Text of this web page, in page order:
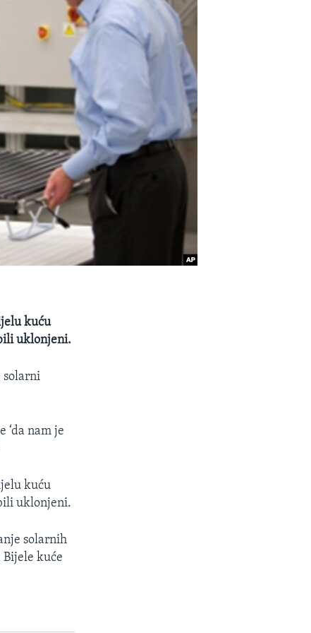
kuću
uklonjeni.
solarni
nam je
kuću
uklonjeni.
solarnih
Bijele kuće